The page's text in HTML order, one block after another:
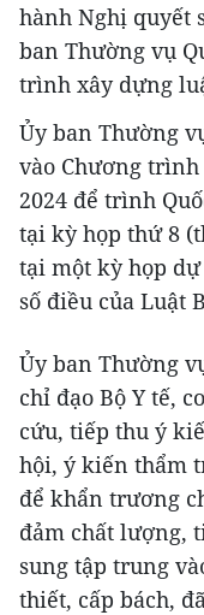
hành Nghị quyết
ban Thường vụ
trình xây dựng
Ủy ban Thường
vào Chương
2024 để trình
tại kỳ họp thứ 8
tại một kỳ họp
số điều của Luật
Ủy ban Thường
chỉ đạo Bộ Y tế,
cứu, tiếp thu ý
hội, ý kiến thẩm
để khẩn trương
đảm chất lượng,
sung tập trung
thiết, cấp bách,